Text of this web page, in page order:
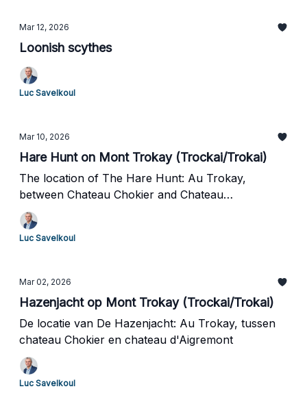
Mar 12, 2026
Loonish scythes
Luc Savelkoul
Mar 10, 2026
Hare Hunt on Mont Trokay (Trockai/Trokai)
The location of The Hare Hunt: Au Trokay,
between Chateau Chokier and Chateau
d'Aigremont
Luc Savelkoul
Mar 02, 2026
Hazenjacht op Mont Trokay (Trockai/Trokai)
De locatie van De Hazenjacht: Au Trokay, tussen
chateau Chokier en chateau d'Aigremont
Luc Savelkoul